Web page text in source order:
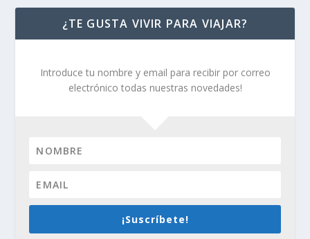
¿TE GUSTA VIVIR PARA VIAJAR?
Introduce tu nombre y email para recibir por correo
electrónico todas nuestras novedades!
¡Suscríbete!